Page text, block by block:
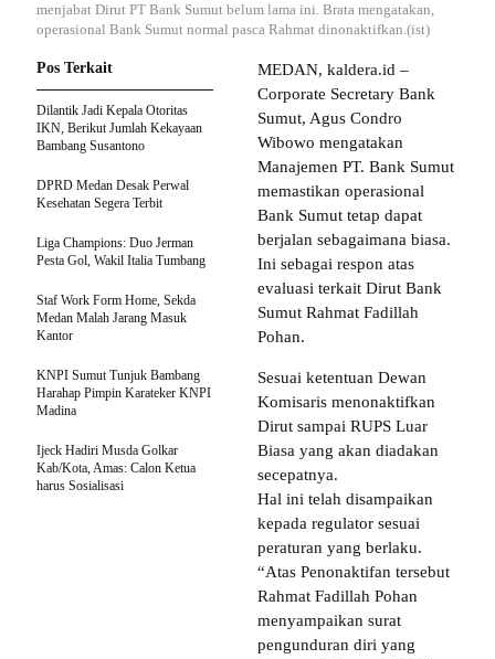
menjabat Dirut PT Bank Sumut belum lama ini. Brata mengatakan,
operasional Bank Sumut normal pasca Rahmat dinonaktifkan.(ist)
MEDAN, kaldera.id –
Corporate Secretary Bank
Sumut, Agus Condro
Wibowo mengatakan
Manajemen PT. Bank Sumut
memastikan operasional
Bank Sumut tetap dapat
berjalan sebagaimana biasa.
Ini sebagai respon atas
evaluasi terkait Dirut Bank
Sumut Rahmat Fadillah
Pohan.
Sesuai ketentuan Dewan
Komisaris menonaktifkan
Dirut sampai RUPS Luar
Biasa yang akan diadakan
secepatnya.
Hal ini telah disampaikan
kepada regulator sesuai
peraturan yang berlaku.
“Atas Penonaktifan tersebut
Rahmat Fadillah Pohan
menyampaikan surat
pengunduran diri yang
Pos Terkait
Dilantik Jadi Kepala Otoritas
IKN, Berikut Jumlah Kekayaan
Bambang Susantono
DPRD Medan Desak Perwal
Kesehatan Segera Terbit
Liga Champions: Duo Jerman
Pesta Gol, Wakil Italia Tumbang
Staf Work Form Home, Sekda
Medan Malah Jarang Masuk
Kantor
KNPI Sumut Tunjuk Bambang
Harahap Pimpin Karateker KNPI
Madina
Ijeck Hadiri Musda Golkar
Kab/Kota, Amas: Calon Ketua
harus Sosialisasi